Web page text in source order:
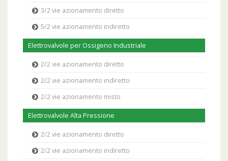
3/2 vie azionamento diretto
5/2 vie azionamento indiretto
Elettrovalvole per Ossigeno Industriale
2/2 vie azionamento diretto
2/2 vie azionamento indiretto
2/2 vie azionamento misto
Elettrovalvole Alta Pressione
2/2 vie azionamento diretto
2/2 vie azionamento indiretto